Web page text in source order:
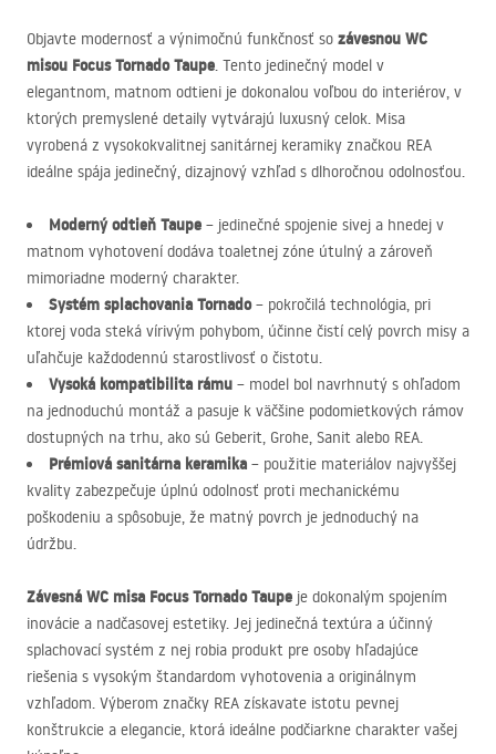
Objavte modernosť a výnimočnú funkčnosť so závesnou WC
misou Focus Tornado Taupe. Tento jedinečný model v
elegantnom, matnom odtieni je dokonalou voľbou do interiérov, v
ktorých premyslené detaily vytvárajú luxusný celok. Misa
vyrobená z vysokokvalitnej sanitárnej keramiky značkou REA
ideálne spája jedinečný, dizajnový vzhľad s dlhoročnou odolnosťou.
Moderný odtieň Taupe – jedinečné spojenie sivej a hnedej v
matnom vyhotovení dodáva toaletnej zóne útulný a zároveň
mimoriadne moderný charakter.
Systém splachovania Tornado– pokročilá technológia, pri
ktorej voda steká vírivým pohybom, účinne čistí celý povrch misy a
uľahčuje každodennú starostlivosť o čistotu.
Vysoká kompatibilita rámu – model bol navrhnutý s ohľadom
na jednoduchú montáž a pasuje k väčšine podomietkových rámov
dostupných na trhu, ako sú Geberit, Grohe, Sanit alebo REA.
Prémiová sanitárna keramika – použitie materiálov najvyššej
kvality zabezpečuje úplnú odolnosť proti mechanickému
poškodeniu a spôsobuje, že matný povrch je jednoduchý na
údržbu.
Závesná WC misa Focus Tornado Taupe je dokonalým spojením
inovácie a nadčasovej estetiky. Jej jedinečná textúra a účinný
splachovací systém z nej robia produkt pre osoby hľadajúce
riešenia s vysokým štandardom vyhotovenia a originálnym
vzhľadom. Výberom značky REA získavate istotu pevnej
konštrukcie a elegancie, ktorá ideálne podčiarkne charakter vašej